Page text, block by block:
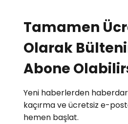
Tamamen
Olarak
Abone
Yeni haberlerden haberdar
kaçırma ve ücretsiz e-
hemen başlat.